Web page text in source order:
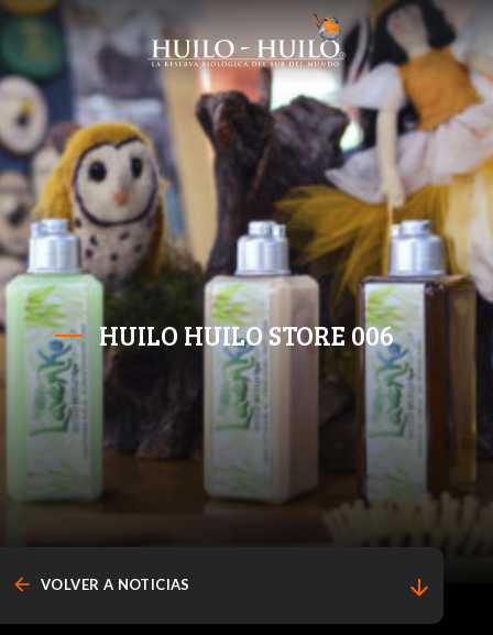
HUILO HUILO STORE 006
arrow_back VOLVER A NOTICIAS arrow_downward